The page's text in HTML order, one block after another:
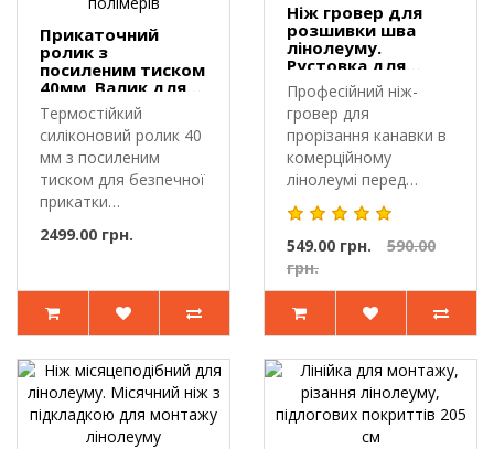
Прикаточний
ролик з
посиленим тиском
40мм. Валик для
зварювання ПВХ
ТПО мембрани та
інших полімерів
Термостійкий
силіконовий ролик 40
мм з посиленим
тиском для безпечної
прикатки
термо..
2499.00 грн.
Ніж гровер для
розшивки шва
лінолеуму.
Рустовка для
нарізки кромки в
лінолеумі
Професійний ніж-
гровер для
прорізання канавки в
комерційному
лінолеумі перед
гарячим
зварюванням.Руч..
549.00 грн.
590.00
грн.